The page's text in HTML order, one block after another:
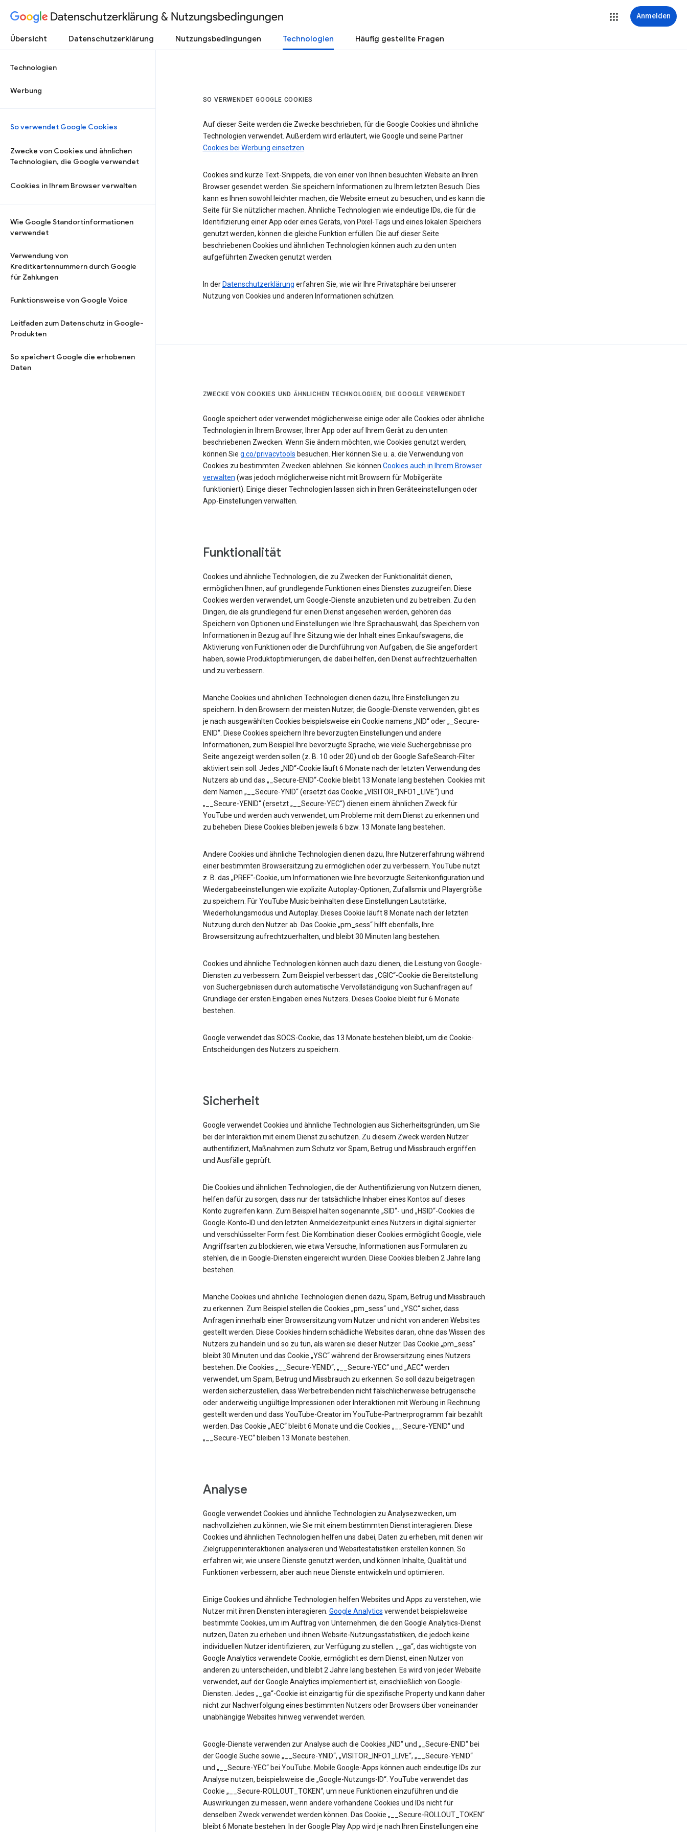
Datenschutzerklärung & Nutzungsbedingungen Anmelden
Übersicht Datenschutzerklärung Nutzungsbedingungen Technologien Häufig gestellte Fragen
Technologien
Werbung
So verwendet Google Cookies
Zwecke von Cookies und ähnlichen
Technologien, die Google verwendet
Cookies in Ihrem Browser verwalten
Wie Google Standortinformationen
verwendet
Verwendung von
Kreditkartennummern durch Google
für Zahlungen
Funktionsweise von Google Voice
Leitfaden zum Datenschutz in Google-
Produkten
So speichert Google die erhobenen
Daten
SO VERWENDET GOOGLE COOKIES
Auf dieser Seite werden die Zwecke beschrieben, für die Google Cookies und ähnliche
Technologien verwendet. Außerdem wird erläutert, wie Google und seine Partner
Cookies bei Werbung einsetzen.
Cookies sind kurze Text-Snippets, die von einer von Ihnen besuchten Website an Ihren
Browser gesendet werden. Sie speichern Informationen zu Ihrem letzten Besuch. Dies
kann es Ihnen sowohl leichter machen, die Website erneut zu besuchen, und es kann die
Seite für Sie nützlicher machen. Ähnliche Technologien wie eindeutige IDs, die für die
Identifizierung einer App oder eines Geräts, von Pixel-Tags und eines lokalen Speichers
genutzt werden, können die gleiche Funktion erfüllen. Die auf dieser Seite
beschriebenen Cookies und ähnlichen Technologien können auch zu den unten
aufgeführten Zwecken genutzt werden.
In der Datenschutzerklärung erfahren Sie, wie wir Ihre Privatsphäre bei unserer
Nutzung von Cookies und anderen Informationen schützen.
ZWECKE VON COOKIES UND ÄHNLICHEN TECHNOLOGIEN, DIE GOOGLE VERWENDET
Google speichert oder verwendet möglicherweise einige oder alle Cookies oder ähnliche
Technologien in Ihrem Browser, Ihrer App oder auf Ihrem Gerät zu den unten
beschriebenen Zwecken. Wenn Sie ändern möchten, wie Cookies genutzt werden,
können Sie g.co/privacytools besuchen. Hier können Sie u. a. die Verwendung von
Cookies zu bestimmten Zwecken ablehnen. Sie können Cookies auch in Ihrem Browser
verwalten (was jedoch möglicherweise nicht mit Browsern für Mobilgeräte
funktioniert). Einige dieser Technologien lassen sich in Ihren Geräteeinstellungen oder
App-Einstellungen verwalten.
Funktionalität
Cookies und ähnliche Technologien, die zu Zwecken der Funktionalität dienen,
ermöglichen Ihnen, auf grundlegende Funktionen eines Dienstes zuzugreifen. Diese
Cookies werden verwendet, um Google-Dienste anzubieten und zu betreiben. Zu den
Dingen, die als grundlegend für einen Dienst angesehen werden, gehören das
Speichern von Optionen und Einstellungen wie Ihre Sprachauswahl, das Speichern von
Informationen in Bezug auf Ihre Sitzung wie der Inhalt eines Einkaufswagens, die
Aktivierung von Funktionen oder die Durchführung von Aufgaben, die Sie angefordert
haben, sowie Produktoptimierungen, die dabei helfen, den Dienst aufrechtzuerhalten
und zu verbessern.
Manche Cookies und ähnlichen Technologien dienen dazu, Ihre Einstellungen zu
speichern. In den Browsern der meisten Nutzer, die Google-Dienste verwenden, gibt es
je nach ausgewählten Cookies beispielsweise ein Cookie namens „NID“ oder „_Secure-
ENID“. Diese Cookies speichern Ihre bevorzugten Einstellungen und andere
Informationen, zum Beispiel Ihre bevorzugte Sprache, wie viele Suchergebnisse pro
Seite angezeigt werden sollen (z. B. 10 oder 20) und ob der Google SafeSearch-Filter
aktiviert sein soll. Jedes „NID“-Cookie läuft 6 Monate nach der letzten Verwendung des
Nutzers ab und das „_Secure-ENID“-Cookie bleibt 13 Monate lang bestehen. Cookies mit
dem Namen „__Secure-YNID“ (ersetzt das Cookie „VISITOR_INFO1_LIVE“) und
„__Secure-YENID“ (ersetzt „__Secure-YEC“) dienen einem ähnlichen Zweck für
YouTube und werden auch verwendet, um Probleme mit dem Dienst zu erkennen und
zu beheben. Diese Cookies bleiben jeweils 6 bzw. 13 Monate lang bestehen.
Andere Cookies und ähnliche Technologien dienen dazu, Ihre Nutzererfahrung während
einer bestimmten Browsersitzung zu ermöglichen oder zu verbessern. YouTube nutzt
z. B. das „PREF“-Cookie, um Informationen wie Ihre bevorzugte Seitenkonfiguration und
Wiedergabeeinstellungen wie explizite Autoplay-Optionen, Zufallsmix und Playergröße
zu speichern. Für YouTube Music beinhalten diese Einstellungen Lautstärke,
Wiederholungsmodus und Autoplay. Dieses Cookie läuft 8 Monate nach der letzten
Nutzung durch den Nutzer ab. Das Cookie „pm_sess“ hilft ebenfalls, Ihre
Browsersitzung aufrechtzuerhalten, und bleibt 30 Minuten lang bestehen.
Cookies und ähnliche Technologien können auch dazu dienen, die Leistung von Google-
Diensten zu verbessern. Zum Beispiel verbessert das „CGIC“-Cookie die Bereitstellung
von Suchergebnissen durch automatische Vervollständigung von Suchanfragen auf
Grundlage der ersten Eingaben eines Nutzers. Dieses Cookie bleibt für 6 Monate
bestehen.
Google verwendet das SOCS-Cookie, das 13 Monate bestehen bleibt, um die Cookie-
Entscheidungen des Nutzers zu speichern.
Sicherheit
Google verwendet Cookies und ähnliche Technologien aus Sicherheitsgründen, um Sie
bei der Interaktion mit einem Dienst zu schützen. Zu diesem Zweck werden Nutzer
authentifiziert, Maßnahmen zum Schutz vor Spam, Betrug und Missbrauch ergriffen
und Ausfälle geprüft.
Die Cookies und ähnlichen Technologien, die der Authentifizierung von Nutzern dienen,
helfen dafür zu sorgen, dass nur der tatsächliche Inhaber eines Kontos auf dieses
Konto zugreifen kann. Zum Beispiel halten sogenannte „SID“- und „HSID“-Cookies die
Google-Konto‑ID und den letzten Anmeldezeitpunkt eines Nutzers in digital signierter
und verschlüsselter Form fest. Die Kombination dieser Cookies ermöglicht Google, viele
Angriffsarten zu blockieren, wie etwa Versuche, Informationen aus Formularen zu
stehlen, die in Google-Diensten eingereicht wurden. Diese Cookies bleiben 2 Jahre lang
bestehen.
Manche Cookies und ähnliche Technologien dienen dazu, Spam, Betrug und Missbrauch
zu erkennen. Zum Beispiel stellen die Cookies „pm_sess“ und „YSC“ sicher, dass
Anfragen innerhalb einer Browsersitzung vom Nutzer und nicht von anderen Websites
gestellt werden. Diese Cookies hindern schädliche Websites daran, ohne das Wissen des
Nutzers zu handeln und so zu tun, als wären sie dieser Nutzer. Das Cookie „pm_sess“
bleibt 30 Minuten und das Cookie „YSC“ während der Browsersitzung eines Nutzers
bestehen. Die Cookies „__Secure-YENID“, „__Secure-YEC“ und „AEC“ werden
verwendet, um Spam, Betrug und Missbrauch zu erkennen. So soll dazu beigetragen
werden sicherzustellen, dass Werbetreibenden nicht fälschlicherweise betrügerische
oder anderweitig ungültige Impressionen oder Interaktionen mit Werbung in Rechnung
gestellt werden und dass YouTube-Creator im YouTube-Partnerprogramm fair bezahlt
werden. Das Cookie „AEC“ bleibt 6 Monate und die Cookies „__Secure-YENID“ und
„__Secure-YEC“ bleiben 13 Monate bestehen.
Analyse
Google verwendet Cookies und ähnliche Technologien zu Analysezwecken, um
nachvollziehen zu können, wie Sie mit einem bestimmten Dienst interagieren. Diese
Cookies und ähnlichen Technologien helfen uns dabei, Daten zu erheben, mit denen wir
Zielgruppeninteraktionen analysieren und Websitestatistiken erstellen können. So
erfahren wir, wie unsere Dienste genutzt werden, und können Inhalte, Qualität und
Funktionen verbessern, aber auch neue Dienste entwickeln und optimieren.
Einige Cookies und ähnliche Technologien helfen Websites und Apps zu verstehen, wie
Nutzer mit ihren Diensten interagieren. Google Analytics verwendet beispielsweise
bestimmte Cookies, um im Auftrag von Unternehmen, die den Google Analytics-Dienst
nutzen, Daten zu erheben und ihnen Website-Nutzungsstatistiken, die jedoch keine
individuellen Nutzer identifizieren, zur Verfügung zu stellen. „_ga“, das wichtigste von
Google Analytics verwendete Cookie, ermöglicht es dem Dienst, einen Nutzer von
anderen zu unterscheiden, und bleibt 2 Jahre lang bestehen. Es wird von jeder Website
verwendet, auf der Google Analytics implementiert ist, einschließlich von Google-
Diensten. Jedes „_ga“-Cookie ist einzigartig für die spezifische Property und kann daher
nicht zur Nachverfolgung eines bestimmten Nutzers oder Browsers über voneinander
unabhängige Websites hinweg verwendet werden.
Google-Dienste verwenden zur Analyse auch die Cookies „NID“ und „_Secure-ENID“ bei
der Google Suche sowie „__Secure-YNID“, „VISITOR_INFO1_LIVE“, „__Secure-YENID“
und „__Secure-YEC“ bei YouTube. Mobile Google-Apps können auch eindeutige IDs zur
Analyse nutzen, beispielsweise die „Google-Nutzungs-ID“. YouTube verwendet das
Cookie „__Secure-ROLLOUT_TOKEN“, um neue Funktionen einzuführen und die
Auswirkungen zu messen, wenn andere vorhandene Cookies und IDs nicht für
denselben Zweck verwendet werden können. Das Cookie „__Secure-ROLLOUT_TOKEN“
bleibt 6 Monate bestehen. In der Google Play App wird je nach Ihren Einstellungen eine